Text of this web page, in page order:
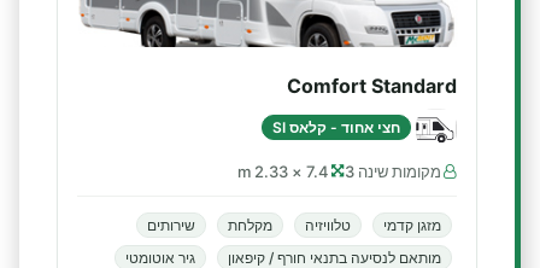
Comfort Standard
חצי אחוד - קלאס SI
מקומות שינה 3 7.4 × 2.33 m
מזגן קדמי טלוויזיה מקלחת
שירותים
מותאם לנסיעה בתנאי חורף / קיפאון
גיר אוטומטי